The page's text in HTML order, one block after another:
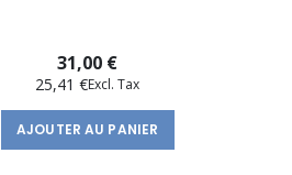
31,00 €
25,41 €
AJOUTER AU PANIER